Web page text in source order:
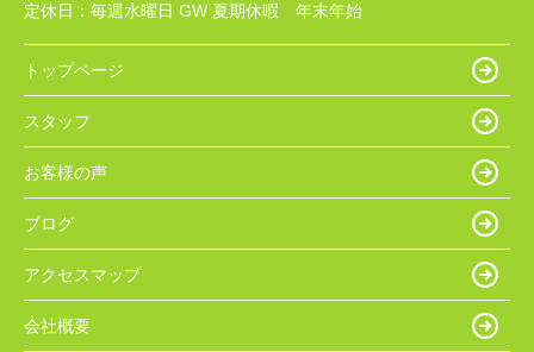
定休日： 毎週水曜日 GW 夏期休暇 年末年始
トップページ
スタッフ
お客様の声
ブログ
アクセスマップ
会社概要